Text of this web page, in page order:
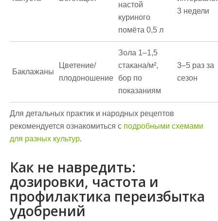
настой
куриного
помёта 0,5 л
3 недели
Баклажаны
Цветение/
плодоношение
Зола 1–1,5
стакана/м²,
бор по
показаниям
3–5 раз за
сезон
Для детальных практик и народных рецептов
рекомендуется ознакомиться с подробными схемами
для разных культур.
Как не навредить:
дозировки, частота и
профилактика переизбытка
удобрений